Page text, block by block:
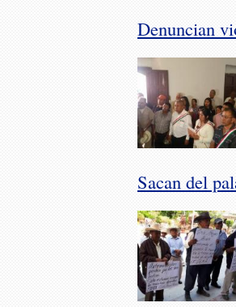
Denuncian
Sacan del